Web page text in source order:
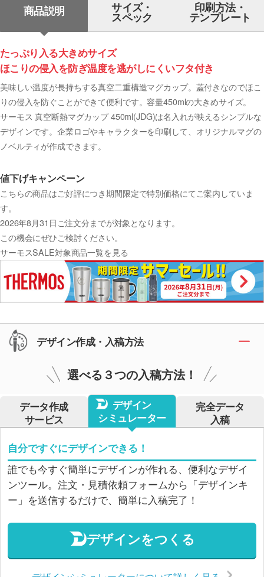
商品説明 サイズ・
スペック
印刷方法・
テンプレート
たっぷり入る大きめサイズ
ほこりの侵入を防ぎ温度を逃がしにくいフタ付き
美味しい温度が長持ちする真空二重構造マグカップ。蓋付きなのでほこ
りの侵入を防ぐことができて便利です。容量450mlの大きめサイズ。
サーモス 真空断熱マグカップ 450ml(JDG)は名入れが映えるシンプルな
デザインです。企業ロゴやキャラクターを印刷して、オリジナルマグの
ノベルティが作成できます。
値下げキャンペーン
こちらの商品はご好評につき期間限定で特別価格にてご案内していま
す。
2026年8月31日ご注文分までが対象となります。
この機会にぜひご検討ください。
サーモスSALE対象商品一覧を見る
デザイン作成・入稿方法
選べる３つの入稿方法！
データ作成
サービス
デザイン
シミュレーター
完全データ
入稿
自分ですぐにデザインできる！
誰でも今すぐ簡単にデザインが作れる、便利なデザイ
ンツール。注文・見積依頼フォームから「デザインキ
ー」を送信するだけで、簡単に入稿完了！
デザインをつくる